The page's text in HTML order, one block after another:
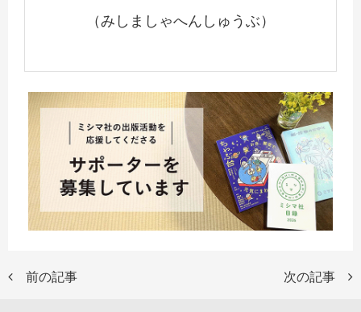
（みしましゃへんしゅうぶ）
前の記事 次の記事